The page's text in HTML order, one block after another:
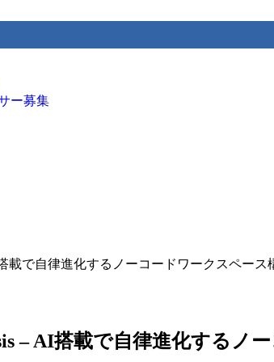
ー募集
搭載で自律進化するノーコードワークスペー
– AI搭載で自律進化する